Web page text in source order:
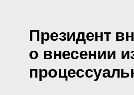
Президент
о внесении